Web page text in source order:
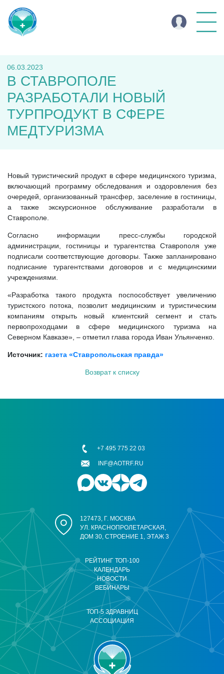
06.03.2023
В СТАВРОПОЛЕ
РАЗРАБОТАЛИ НОВЫЙ
ТУРПРОДУКТ В СФЕРЕ
МЕДТУРИЗМА
Новый туристический продукт в сфере медицинского туризма,
включающий программу обследования и оздоровления без
очередей, организованный трансфер, заселение в гостиницы,
а также экскурсионное обслуживание разработали в
Ставрополе.
Согласно информации пресс-службы городской
администрации, гостиницы и турагентства Ставрополя уже
подписали соответствующие договоры. Также запланировано
подписание турагентствами договоров и с медицинскими
учреждениями.
«Разработка такого продукта поспособствует увеличению
туристского потока, позволит медицинским и туристическим
компаниям открыть новый клиентский сегмент и стать
первопроходцами в сфере медицинского туризма на
Северном Кавказе», – отметил глава города Иван Ульянченко.
Источник: газета «Ставропольская правда»
Возврат к списку
РЕЙТИНГ ТОП-100
КАЛЕНДАРЬ
НОВОСТИ
ВЕБИНАРЫ
ТОП-5 ЗДРАВНИЦ
АССОЦИАЦИЯ
127473, Г. МОСКВА
УЛ. КРАСНОПРОЛЕТАРСКАЯ,
ДОМ 30, СТРОЕНИЕ 1, ЭТАЖ 3
+7 495 775 22 03
INF@AOTRF.RU